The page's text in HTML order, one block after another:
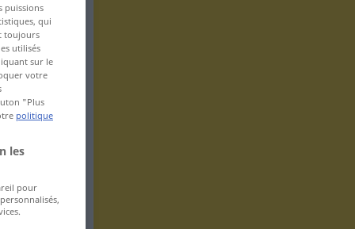
puissions
qui
toujours
utilisés
sur le
votre
"Plus
politique
les
pour